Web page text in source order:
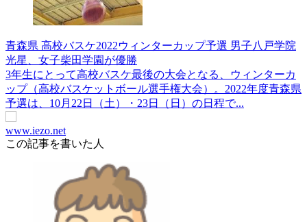
青森県 高校バスケ2022ウィンターカップ予選 男子八戸学院
光星、女子柴田学園が優勝
3年生にとって高校バスケ最後の大会となる、ウィンターカ
ップ（高校バスケットボール選手権大会）。2022年度青森県
予選は、10月22日（土）・23日（日）の日程で...
www.iezo.net
この記事を書いた人